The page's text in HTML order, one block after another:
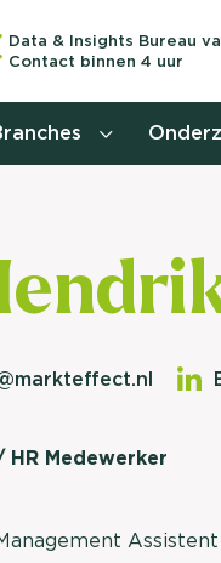
Data & Insights Bureau
Contact binnen 4 uur
Medewerker